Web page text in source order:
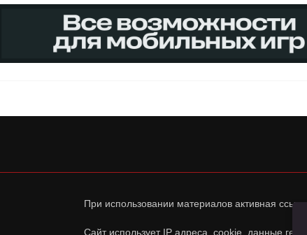
При использовании материалов активная
Сайт использует IP адреса, cookie, данные